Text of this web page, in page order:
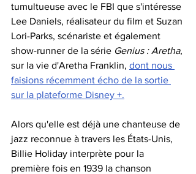
tumultueuse avec le FBI que s'intéresse
Lee Daniels, réalisateur du film et Suzan
Lori-Parks, scénariste et également
show-runner de la série Genius : Aretha,
sur la vie d'Aretha Franklin, dont nous
faisions récemment écho de la sortie
sur la plateforme Disney +.
Alors qu'elle est déjà une chanteuse de
jazz reconnue à travers les États-Unis,
Billie Holiday interprète pour la
première fois en 1939 la chanson